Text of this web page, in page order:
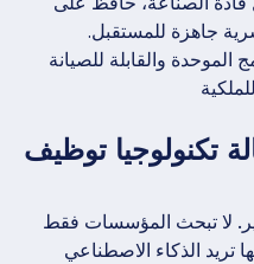
جاهزة للمستقبل.
والقابلة للصيانة
تكنولوجيا توظيف
لا تبحث المؤسسات فقط
الذكاء الاصطناعي